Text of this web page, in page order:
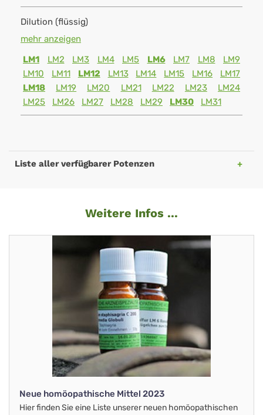
Dilution (flüssig)
mehr anzeigen
LM1
LM2 LM3 LM4 LM5 LM6 LM7 LM8
LM9
LM10
LM11 LM12 LM13 LM14 LM15 LM16
LM17
LM18
LM19 LM20 LM21 LM22 LM23
LM24
LM25
LM26 LM27 LM28 LM29 LM30 LM31
Liste aller verfügbarer Potenzen
Weitere Infos ...
Neue homöopathische Mittel 2023
Hier finden Sie eine Liste unserer neuen homöopathischen